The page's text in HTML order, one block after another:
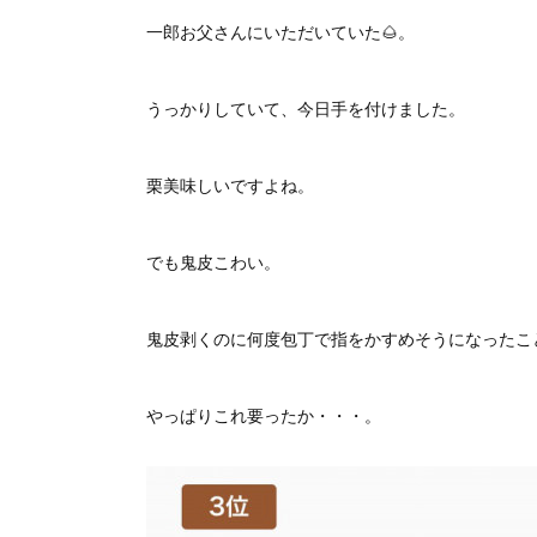
一郎お父さんにいただいていた🌰。
うっかりしていて、今日手を付けました。
栗美味しいですよね。
でも鬼皮こわい。
鬼皮剥くのに何度包丁で指をかすめそうになった
やっぱりこれ要ったか・・・。